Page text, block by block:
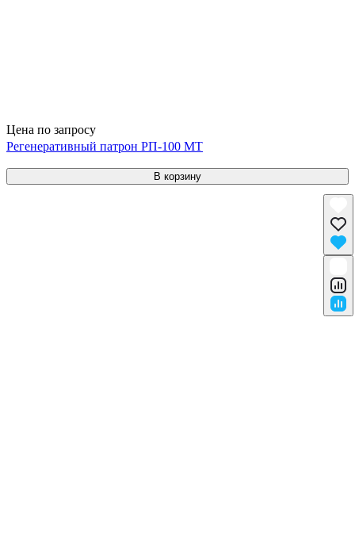
Цена по запросу
Регенеративный патрон РП-100 МТ
В корзину